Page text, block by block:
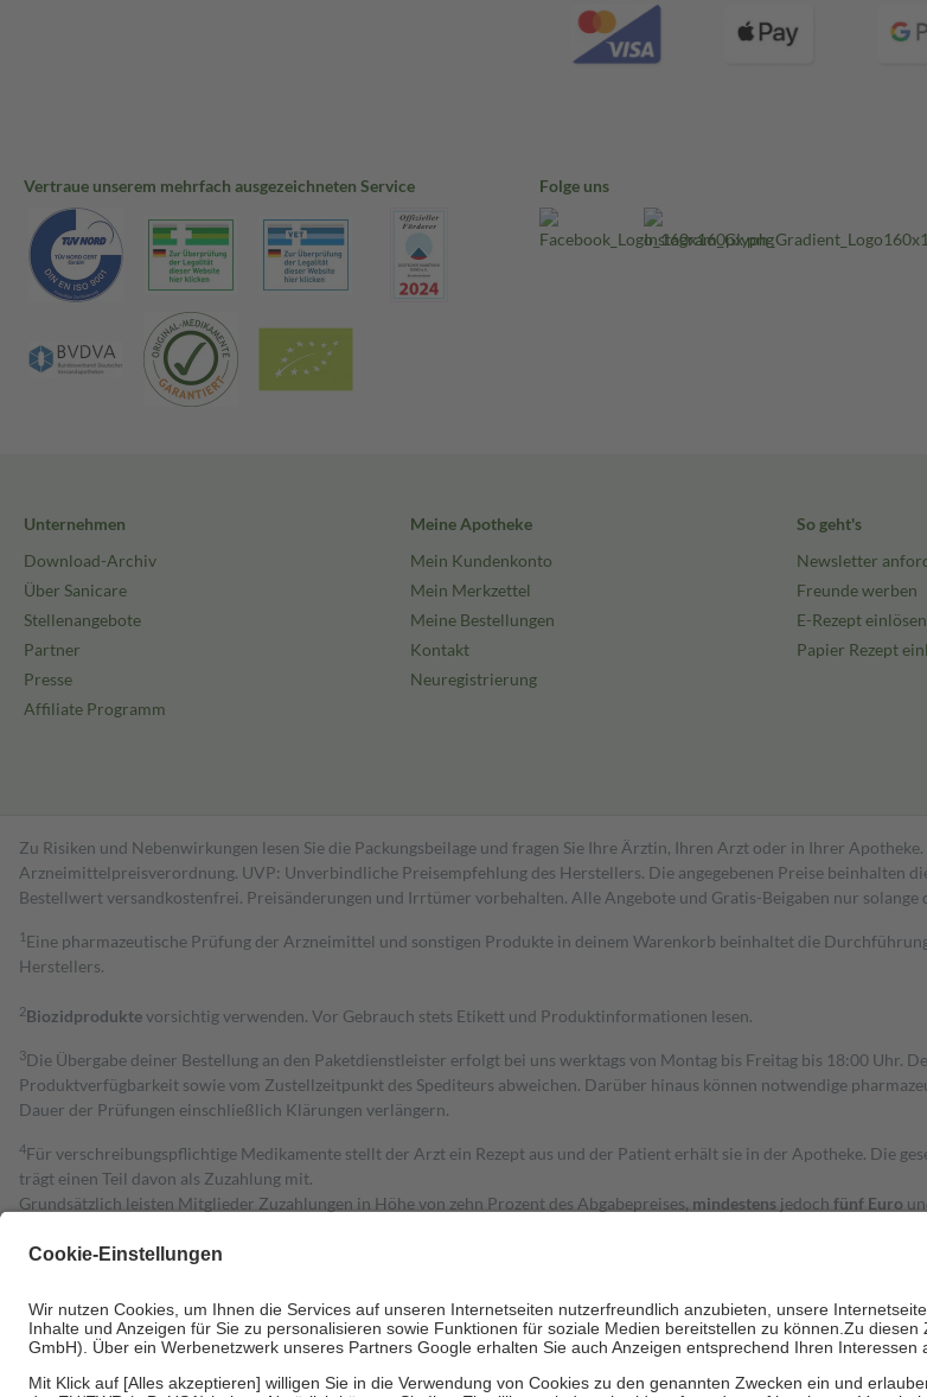
Vertraue unserem mehrfach ausgezeichneten Service Folge uns
Unternehmen
Download-Archiv
Über Sanicare
Stellenangebote
Partner
Presse
Affiliate Programm
Meine Apotheke
Mein Kundenkonto
Mein Merkzettel
Meine Bestellungen
Kontakt
Neuregistrierung
So geht's
Newsletter
Freunde werben
E-Rezept einlösen
Papier Rezept
Zu Risiken und Nebenwirkungen lesen Sie die Packungsbeilage und fragen Sie Ihre Ärztin, Ihren Arzt oder in Ihrer
Arzneimittelpreisverordnung. UVP: Unverbindliche Preisempfehlung des Herstellers. Die angegebenen Preise beinhalten
Bestell­wert versand­kosten­frei. Preisänderungen und Irrtümer vorbehalten. Alle Angebote und Gratis-Beigaben nur solange
1 Eine pharmazeutische Prüfung der Arzneimittel und sonstigen Produkte in deinem Warenkorb beinhaltet die
Herstellers.
2Biozidproduktevorsichtig verwenden. Vor Gebrauch stets Etikett und Produktinformationen lesen.
3Die Übergabe deiner Bestellung an den Paketdienstleister erfolgt bei uns werktags von Montag bis Freitag bis 18:00 Uhr.
Produktverfügbarkeit sowie vom Zustellzeitpunkt des Spediteurs abweichen. Darüber hinaus können notwendige
Dauer der Prüfungen einschließlich Klärungen verlängern.
4Für verschreibungspflichtige Medikamente stellt der Arzt ein Rezept aus und der Patient erhält sie in der Apotheke. Die
trägt einen Teil davon als Zuzahlung mit.
Grundsätzlich leisten Mitglieder Zuzahlungen in Höhe von zehn Prozent des Abgabepreises, mindestens jedoch fünf Euro
Diese Regeln gelten grundsätzlich auch für Online-Apotheken.
Um das Engagement der Versicherten für ihre eigene Gesundheit zu stärken und die besondere Stellung der Familie zu
• Kindern und Jugendlichen bis zum vollendeten 18. Lebensjahr mit Ausnahme der Fahrkosten
• Untersuchungen zur Vorsorge und Früherkennung, die von der GKV getragen werden
• empfohlenen Schutzimpfungen